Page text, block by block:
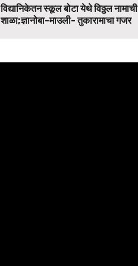
विद्यानिकेतन स्कूल बोटा येथे विठ्ठल नामाची
शाळा;ज्ञानोबा-माउली- तुकारामाचा गजर